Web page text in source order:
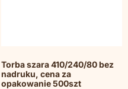
Torba szara 410/240/80 bez
nadruku, cena za
opakowanie 500szt